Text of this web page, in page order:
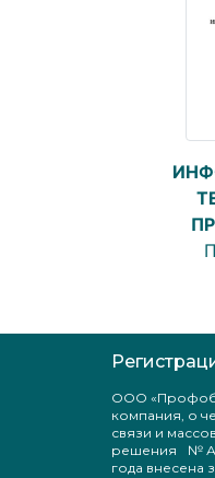
ООО
компания, о
связи и
решения №
года внесена